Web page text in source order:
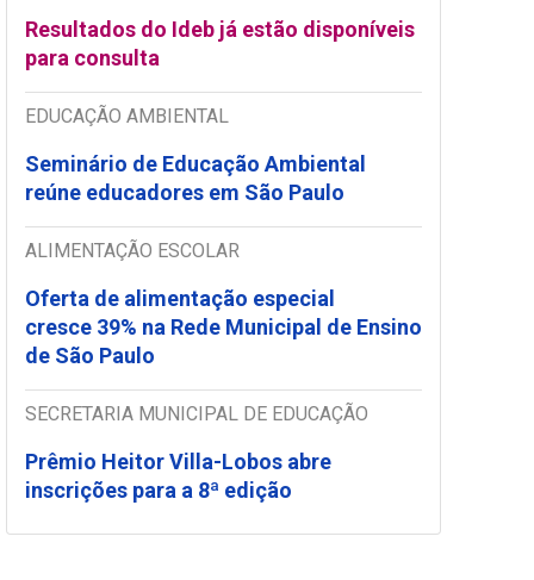
Resultados do Ideb já estão disponíveis
para consulta
EDUCAÇÃO AMBIENTAL
Seminário de Educação Ambiental
reúne educadores em São Paulo
ALIMENTAÇÃO ESCOLAR
Oferta de alimentação especial
cresce 39% na Rede Municipal de Ensino
de São Paulo
SECRETARIA MUNICIPAL DE EDUCAÇÃO
Prêmio Heitor Villa-Lobos abre
inscrições para a 8ª edição